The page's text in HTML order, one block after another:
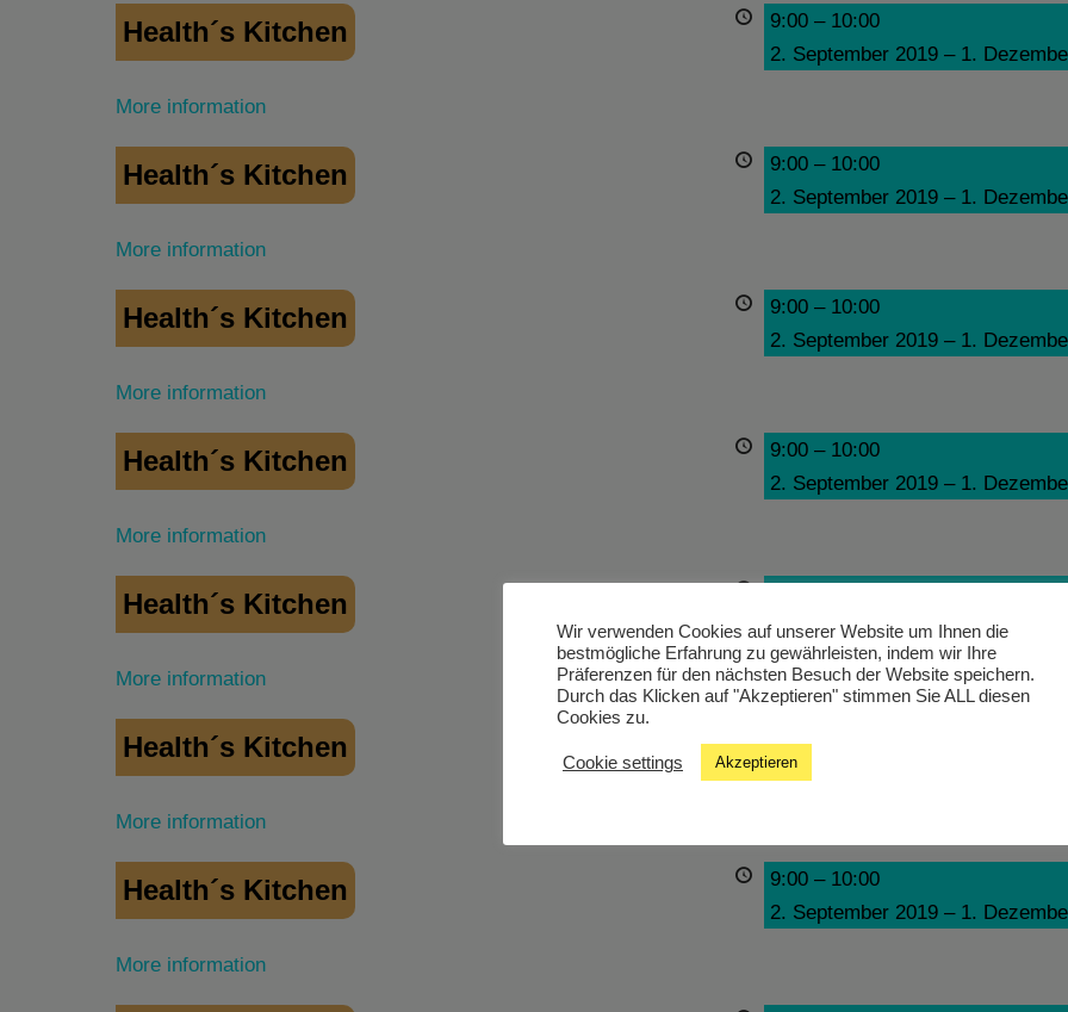
Health´s Kitchen 9:00 – 10:00
2. September 2019 – 1.
More information
Health´s Kitchen 9:00 – 10:00
2. September 2019 – 1.
More information
Health´s Kitchen 9:00 – 10:00
2. September 2019 – 1.
More information
Health´s Kitchen 9:00 – 10:00
2. September 2019 – 1.
More information
Health´s Kitchen
2. September 2019 –1.
More information
Health´s Kitchen
2. September 2019
1.
More information
Health´s Kitchen 9:00 – 10:00
2. September 2019 – 1.
More information
Wir verwenden Cookies auf unserer Website um Ihnen die
bestmögliche Erfahrung zu gewährleisten, indem wir Ihre
Präferenzen für den nächsten Besuch der Website speichern.
Durch das Klicken auf "Akzeptieren" stimmen Sie ALL diesen
Cookies zu.
Cookie settings Akzeptieren